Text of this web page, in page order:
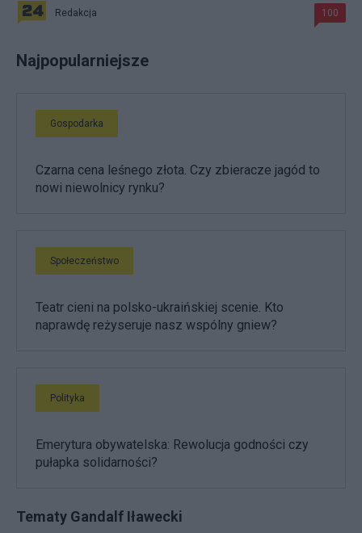
Redakcja 100
Najpopularniejsze
Gospodarka
Czarna cena leśnego złota. Czy zbieracze jagód to
nowi niewolnicy rynku?
Społeczeństwo
Teatr cieni na polsko-ukraińskiej scenie. Kto
naprawdę reżyseruje nasz wspólny gniew?
Polityka
Emerytura obywatelska: Rewolucja godności czy
pułapka solidarności?
Tematy Gandalf Iławecki